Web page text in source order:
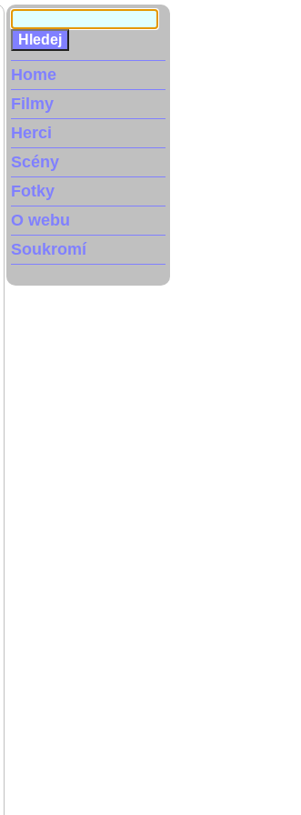
Home
Filmy
Herci
Scény
Fotky
O webu
Soukromí